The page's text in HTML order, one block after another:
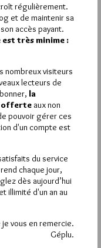
en 33 grades »
pas publié ?
est
des
:
vous
régulièrement.
et de maintenir sa
accès payant.
est très minime :
nombreux visiteurs
lecteurs de
la
offerte aux non
pouvoir gérer ces
d'un compte est
du service
chaque jour,
dès aujourd’hui
illimité d'un an au
je vous en remercie.
Géplu.